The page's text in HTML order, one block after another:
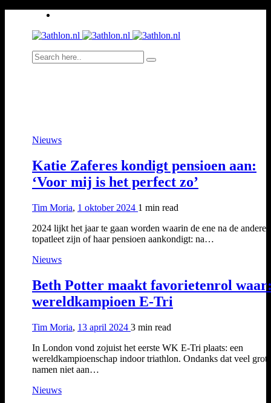
Nieuws
Katie Zaferes kondigt pensioen aan:
‘Voor mij is het perfect zo’
Tim Moria, 1 oktober 2024 1 min read
2024 lijkt het jaar te gaan worden waarin de ene na de andere
topatleet zijn of haar pensioen aankondigt: na…
Nieuws
Beth Potter maakt favorietenrol
wereldkampioen E-Tri
Tim Moria, 13 april 2024 3 min read
In London vond zojuist het eerste WK E-Tri plaats: een
wereldkampioenschap indoor triathlon. Ondanks dat veel grote
namen niet aan…
Nieuws